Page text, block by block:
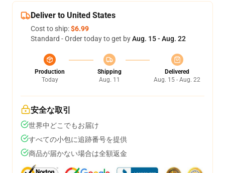
Deliver to United States
Cost to ship:$6.99
Standard - Order today to get byAug. 15 - Aug. 22
Production
Today
Shipping
Aug. 11
Delivered
Aug. 15 - Aug. 22
安全な取引
世界中どこでもお届け
すべての小包に追跡番号を提供
商品が届かない場合は全額返金